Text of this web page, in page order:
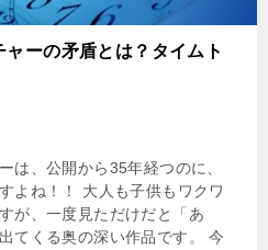
ーの矛盾とは？タイムト
は、公開から35年経つのに、
よね！！ 大人も子供もワクワ
が、一度見ただけだと「あ
てくる奥の深い作品です。 今